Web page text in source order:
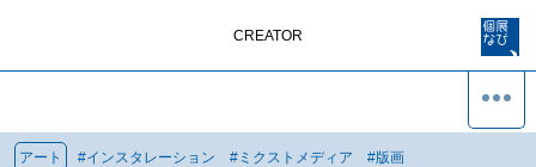
CREATOR
アート #インスタレーション # ミクストメディア #版画